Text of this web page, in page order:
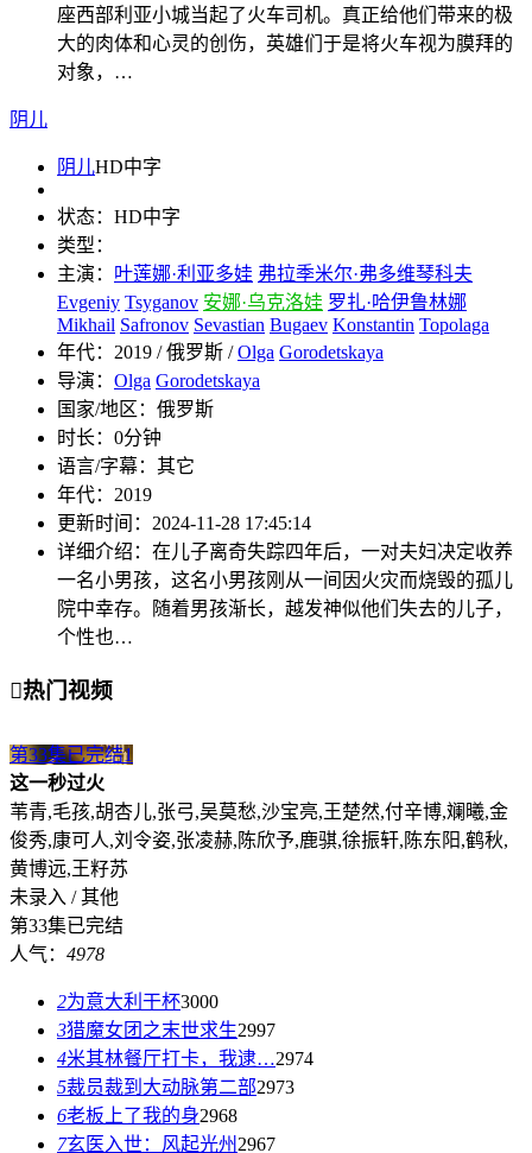
座西部利亚小城当起了火车司机。真正给他们带来的极
大的肉体和心灵的创伤，英雄们于是将火车视为膜拜的
对象，…
阴儿
阴儿HD中字
状态： HD中字
类型：
主演： 叶莲娜·利亚多娃 弗拉季米尔·弗多维琴科夫
Evgeniy Tsyganov 安娜·乌克洛娃 罗扎·哈伊鲁林娜
Mikhail Safronov Sevastian Bugaev Konstantin Topolaga
年代： 2019 / 俄罗斯 /Olga Gorodetskaya
导演： Olga Gorodetskaya
国家/地区： 俄罗斯
时长： 0分钟
语言/字幕： 其它
年代： 2019
更新时间： 2024-11-28 17:45:14
详细介绍： 在儿子离奇失踪四年后，一对夫妇决定收养
一名小男孩，这名小男孩刚从一间因火灾而烧毁的孤儿
院中幸存。随着男孩渐长，越发神似他们失去的儿子，
个性也…
热门视频
第33集已完结1
这一秒过火
苇青,毛孩,胡杏儿,张弓,吴莫愁,沙宝亮,王楚然,付辛博,斓曦,金
俊秀,康可人,刘令姿,张凌赫,陈欣予,鹿骐,徐振轩,陈东阳,鹤秋,
黄博远,王籽苏
未录入 / 其他
第33集已完结
人气： 4978
2为意大利干杯3000
3猎魔女团之末世求生2997
4米其林餐厅打卡，我逮…2974
5裁员裁到大动脉第二部2973
6老板上了我的身2968
7玄医入世：风起光州 2967